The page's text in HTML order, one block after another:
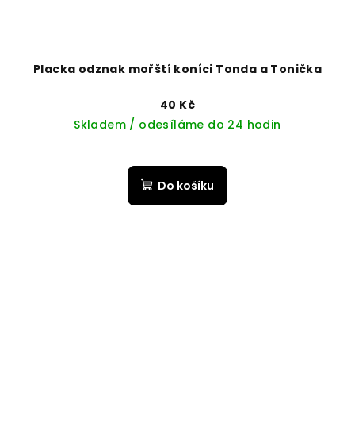
Placka odznak mořští koníci Tonda a Tonička
40 Kč
Skladem / odesíláme do 24 hodin
Do košíku